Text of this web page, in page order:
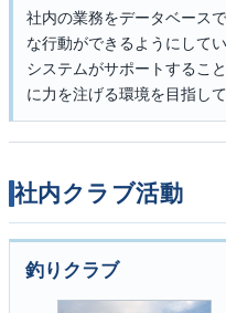
社内の業務をデータベース
な行動ができるようにしてい
システムがサポートするこ
に力を注げる環境を目指して
社内クラブ活動
釣りクラブ